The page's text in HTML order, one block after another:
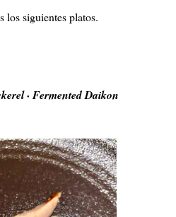
los siguientes platos.
· Fermented Daikon